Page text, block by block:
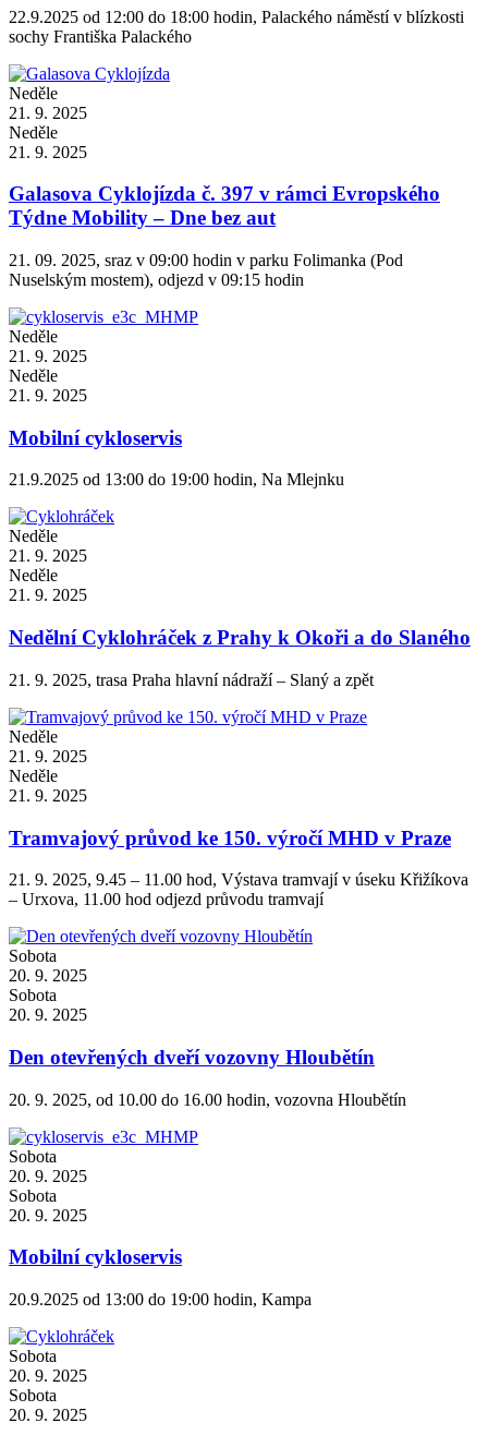
22.9.2025 od 12:00 do 18:00 hodin, Palackého náměstí v blízkosti
sochy Františka Palackého
Neděle
21. 9. 2025
Neděle
21. 9. 2025
Galasova Cyklojízda č. 397 v rámci Evropského
Týdne Mobility – Dne bez aut
21. 09. 2025, sraz v 09:00 hodin v parku Folimanka (Pod
Nuselským mostem), odjezd v 09:15 hodin
Neděle
21. 9. 2025
Neděle
21. 9. 2025
Mobilní cykloservis
21.9.2025 od 13:00 do 19:00 hodin, Na Mlejnku
Neděle
21. 9. 2025
Neděle
21. 9. 2025
Nedělní Cyklohráček z Prahy k Okoři a do Slaného
21. 9. 2025, trasa Praha hlavní nádraží – Slaný a zpět
Neděle
21. 9. 2025
Neděle
21. 9. 2025
Tramvajový průvod ke 150. výročí MHD v Praze
21. 9. 2025, 9.45 – 11.00 hod, Výstava tramvají v úseku Křižíkova
– Urxova, 11.00 hod odjezd průvodu tramvají
Sobota
20. 9. 2025
Sobota
20. 9. 2025
Den otevřených dveří vozovny Hloubětín
20. 9. 2025, od 10.00 do 16.00 hodin, vozovna Hloubětín
Sobota
20. 9. 2025
Sobota
20. 9. 2025
Mobilní cykloservis
20.9.2025 od 13:00 do 19:00 hodin, Kampa
Sobota
20. 9. 2025
Sobota
20. 9. 2025